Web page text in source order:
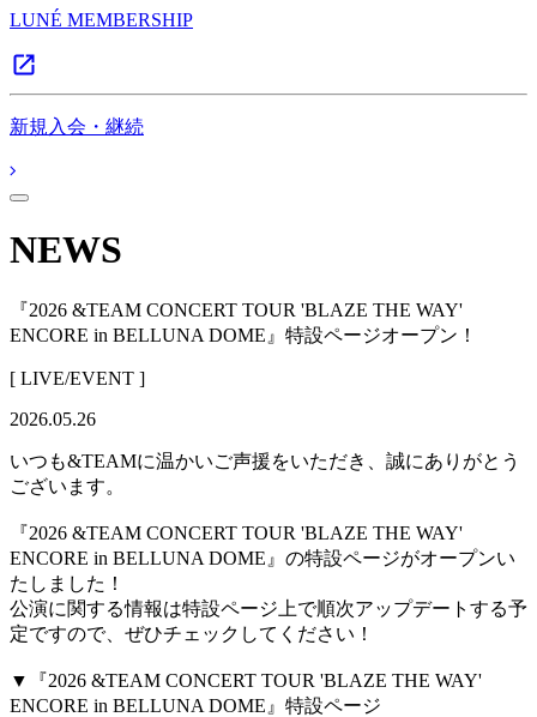
LUNÉ MEMBERSHIP
新規入会・継続
NEWS
『2026 &TEAM CONCERT TOUR 'BLAZE THE WAY'
ENCORE in BELLUNA DOME』特設ページオープン！
[ LIVE/EVENT ]
2026.05.26
いつも&TEAMに温かいご声援をいただき、誠にありがとう
ございます。
『2026 &TEAM CONCERT TOUR 'BLAZE THE WAY'
ENCORE in BELLUNA DOME』の特設ページがオープンい
たしました！
公演に関する情報は特設ページ上で順次アップデートする予
定ですので、ぜひチェックしてください！
▼『2026 &TEAM CONCERT TOUR 'BLAZE THE WAY'
ENCORE in BELLUNA DOME』特設ページ